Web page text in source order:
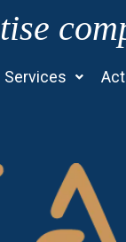
Services